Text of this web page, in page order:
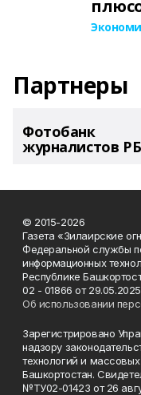
Партнеры
Фотобанк
журналистов РБ
© 2015-2026
Газета «Зилаирские
Федеральной службы
информационных
Республике
02 - 01866 от 29.05.2025
Об использовании
Зарегистрировано
надзору
технологий и
Башкортостан.
№ТУ02-01423 от 26